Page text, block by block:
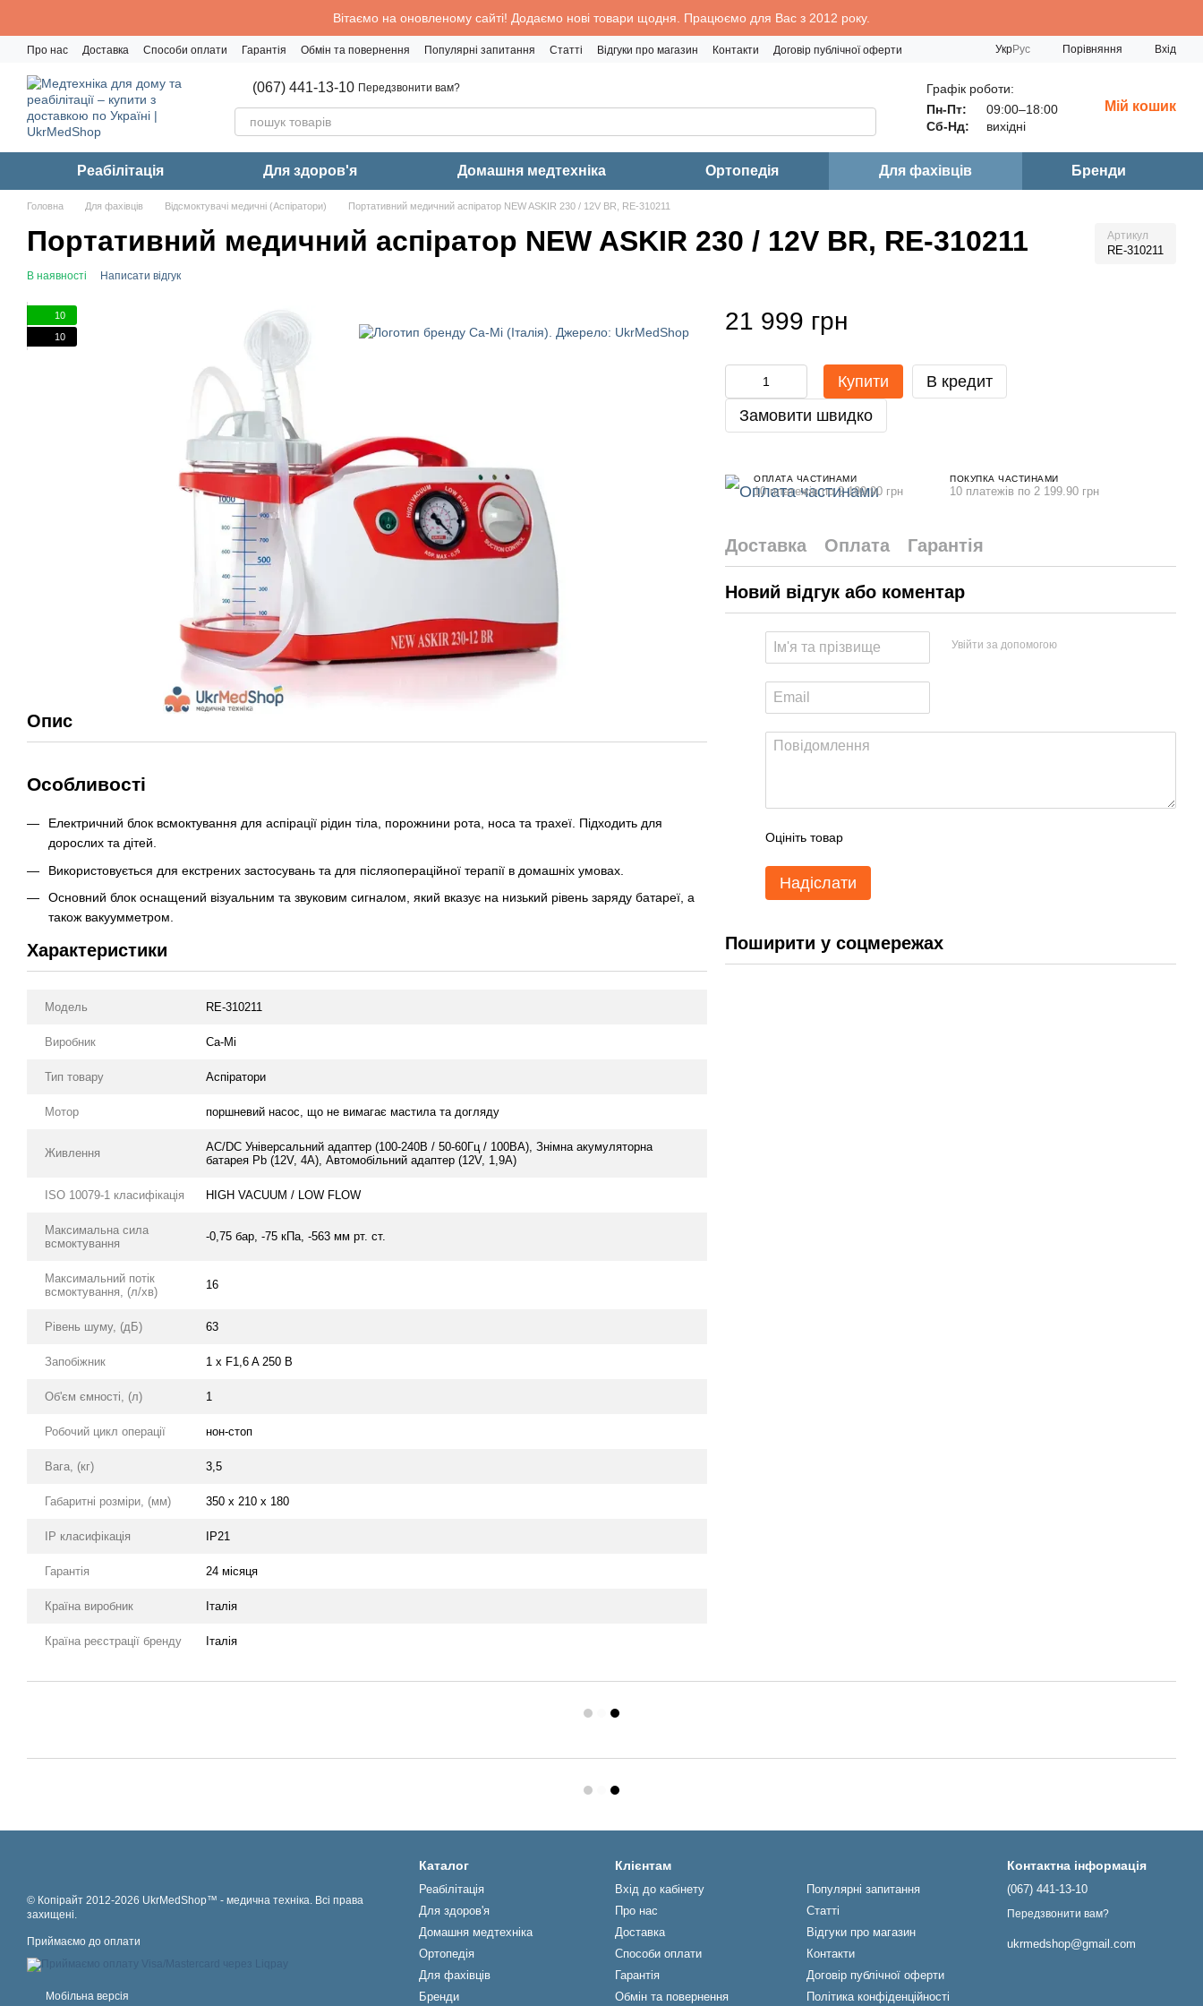
Вітаємо на оновленому сайті! Додаємо нові товари щодня. Працюємо для Вас з 2012 року.
Про нас Доставка Способи оплати Гарантія Обмін та повернення Популярні запитання Статті Відгуки про магазин Контакти
Договір публічної оферти
УкрРус Порівняння Вхід
(067) 441-13-10 Передзвонити вам?
Графік роботи:
Пн-Пт:
09:00–18:00
Сб-Нд:
вихідні
Мій кошик
Реабiлiтацiя Для здоров'я Домашня медтехніка Ортопедія Для фахівців Бренди
Головна Для фахівців Відсмоктувачі медичні (Аспіратори) Портативний медичний аспіратор NEW ASKIR 230 / 12V BR, RE-310211
Портативний медичний аспіратор NEW ASKIR 230 / 12V BR, RE-310211 Артикул
RE-310211
В наявності Написати відгук
10
10
Опис
Особливості
Електричний блок всмоктування для аспірації рідин тіла, порожнини рота, носа та трахеї. Підходить для
дорослих та дітей.
Використовується для екстрених застосувань та для післяопераційної терапії в домашніх умовах.
Основний блок оснащений візуальним та звуковим сигналом, який вказує на низький рівень заряду батареї, а
також вакуумметром.
Характеристики
Модель RE-310211
Виробник Ca-Mi
Тип товару Аспіратори
Мотор поршневий насос, що не вимагає мастила та догляду
Живлення
AC/DC Універсальний адаптер (100-240В / 50-60Гц / 100ВА), Знімна акумуляторна
батарея Pb (12V, 4A), Автомобільний адаптер (12V, 1,9A)
ISO 10079-1 класифікація HIGH VACUUM / LOW FLOW
Максимальна сила
всмоктування
-0,75 бар, -75 кПа, -563 мм рт. ст.
Максимальний потік
всмоктування, (л/хв)
16
Рівень шуму, (дБ) 63
Запобіжник 1 х F1,6 A 250 В
Об'єм ємності, (л) 1
Робочий цикл операції нон-стоп
Вага, (кг) 3,5
Габаритні розміри, (мм) 350 x 210 x 180
IP класифікація IP21
Гарантія 24 місяця
Країна виробник Італія
Країна реєстрації бренду Італія
21 999 грн
Купити
В кредит
Замовити швидко
ОПЛАТА ЧАСТИНАМИ
10 платежів по 2 199.90 грн
ПОКУПКА ЧАСТИНАМИ
10 платежів по 2 199.90 грн
Доставка Оплата Гарантія
Новий відгук або коментар
Увійти за допомогою
Оцініть товар
Надіслати
Поширити у соцмережах
© Копірайт 2012-2026 UkrMedShop™ - медична техніка. Всі права
захищені.
Приймаємо до оплати
Мобільна версія
Каталог
Реабiлiтацiя
Для здоров'я
Домашня медтехніка
Ортопедія
Для фахівців
Бренди
Клієнтам
Вхід до кабінету
Про нас
Доставка
Способи оплати
Гарантія
Обмін та повернення
Популярні запитання
Статті
Відгуки про магазин
Контакти
Договір публічної оферти
Політика конфіденційності
Контактна інформація
(067) 441-13-10
Передзвонити вам?
ukrmedshop@gmail.com